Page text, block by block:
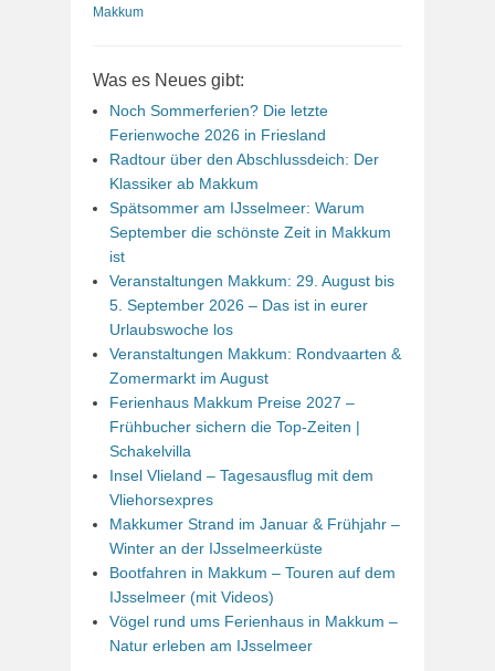
Makkum
Was es Neues gibt:
Noch Sommerferien? Die letzte
Ferienwoche 2026 in Friesland
Radtour über den Abschlussdeich: Der
Klassiker ab Makkum
Spätsommer am IJsselmeer: Warum
September die schönste Zeit in Makkum
ist
Veranstaltungen Makkum: 29. August bis
5. September 2026 – Das ist in eurer
Urlaubswoche los
Veranstaltungen Makkum: Rondvaarten &
Zomermarkt im August
Ferienhaus Makkum Preise 2027 –
Frühbucher sichern die Top-Zeiten |
Schakelvilla
Insel Vlieland – Tagesausflug mit dem
Vliehorsexpres
Makkumer Strand im Januar & Frühjahr –
Winter an der IJsselmeerküste
Bootfahren in Makkum – Touren auf dem
IJsselmeer (mit Videos)
Vögel rund ums Ferienhaus in Makkum –
Natur erleben am IJsselmeer